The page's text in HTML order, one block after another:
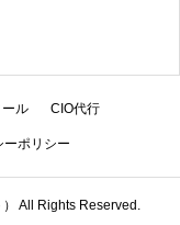
ル CIO代行
ーポリシー
All Rights Reserved.